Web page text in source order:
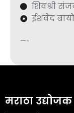
शिवश्री
ईशवेद
—-
मराठा उद्योजक